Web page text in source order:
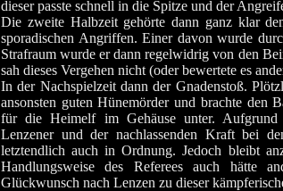
dieser passte schnell in die Spitze und der
Die zweite Halbzeit gehörte dann ganz klar
sporadischen Angriffen. Einer davon wurde
Strafraum wurde er dann regelwidrig von den
sah dieses Vergehen nicht (oder bewertete es
In der Nachspielzeit dann der Gnadenstoß.
ansonsten guten Hünemörder und brachte den
für die Heimelf im Gehäuse unter. Aufgrund
Lenzener und der nachlassenden Kraft bei
letztendlich auch in Ordnung. Jedoch bleibt
Handlungsweise des Referees auch hätte
Glückwunsch nach Lenzen zu dieser